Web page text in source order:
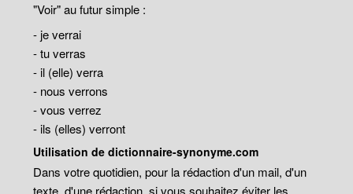
"Voir" au futur simple :
- je verrai
- tu verras
- il (elle) verra
- nous verrons
- vous verrez
- ils (elles) verront
Utilisation de dictionnaire-synonyme.com
Dans votre quotidien, pour la rédaction d'un mail, d'un
texte, d'une rédaction, si vous souhaitez éviter les